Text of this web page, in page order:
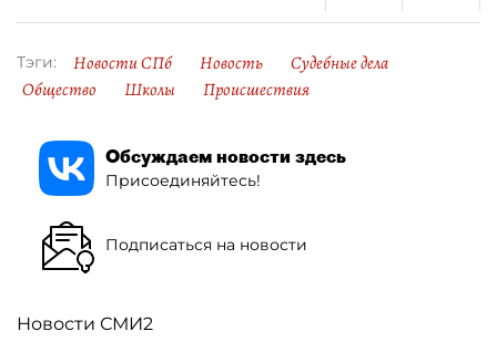
Тэги: Новости СПб Новость
Судебные дела
Общество
Школы Происшествия
Обсуждаем новости здесь
Присоединяйтесь!
Подписаться на новости
Новости СМИ2